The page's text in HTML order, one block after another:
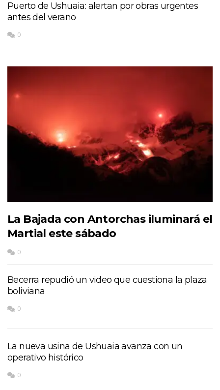
Puerto de Ushuaia: alertan por obras urgentes
antes del verano
0
La Bajada con Antorchas iluminará el
Martial este sábado
0
Becerra repudió un video que cuestiona la plaza
boliviana
0
La nueva usina de Ushuaia avanza con un
operativo histórico
0